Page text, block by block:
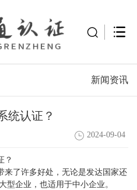
新闻资讯
统认证？
2024-09-04
？
来了许多好处，无论是发达国家还
型企业，也适用于中小企业。